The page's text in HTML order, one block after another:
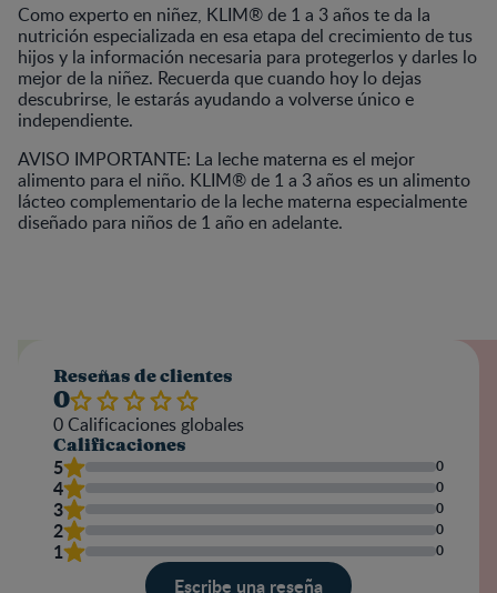
Como experto en niñez, KLIM® de 1 a 3 años te da la
nutrición especializada en esa etapa del crecimiento de tus
hijos y la información necesaria para protegerlos y darles lo
mejor de la niñez. Recuerda que cuando hoy lo dejas
descubrirse, le estarás ayudando a volverse único e
independiente.
AVISO IMPORTANTE: La leche materna es el mejor
alimento para el niño. KLIM® de 1 a 3 años es un alimento
lácteo complementario de la leche materna especialmente
diseñado para niños de 1 año en adelante.
Reseñas de clientes
0
0 Calificaciones globales
Calificaciones
5 0
4 0
3 0
2 0
1 0
Escribe una reseña